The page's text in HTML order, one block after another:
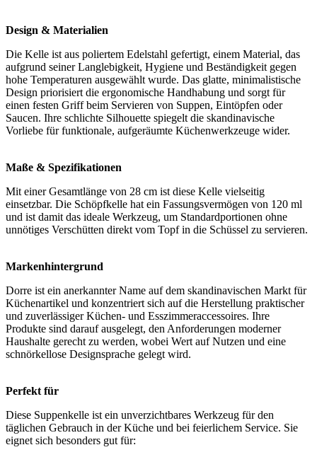
Design & Materialien
Die Kelle ist aus poliertem Edelstahl gefertigt, einem Material, das
aufgrund seiner Langlebigkeit, Hygiene und Beständigkeit gegen
hohe Temperaturen ausgewählt wurde. Das glatte, minimalistische
Design priorisiert die ergonomische Handhabung und sorgt für
einen festen Griff beim Servieren von Suppen, Eintöpfen oder
Saucen. Ihre schlichte Silhouette spiegelt die skandinavische
Vorliebe für funktionale, aufgeräumte Küchenwerkzeuge wider.
Maße & Spezifikationen
Mit einer Gesamtlänge von 28 cm ist diese Kelle vielseitig
einsetzbar. Die Schöpfkelle hat ein Fassungsvermögen von 120 ml
und ist damit das ideale Werkzeug, um Standardportionen ohne
unnötiges Verschütten direkt vom Topf in die Schüssel zu servieren.
Markenhintergrund
Dorre ist ein anerkannter Name auf dem skandinavischen Markt für
Küchenartikel und konzentriert sich auf die Herstellung praktischer
und zuverlässiger Küchen- und Esszimmeraccessoires. Ihre
Produkte sind darauf ausgelegt, den Anforderungen moderner
Haushalte gerecht zu werden, wobei Wert auf Nutzen und eine
schnörkellose Designsprache gelegt wird.
Perfekt für
Diese Suppenkelle ist ein unverzichtbares Werkzeug für den
täglichen Gebrauch in der Küche und bei feierlichem Service. Sie
eignet sich besonders gut für: